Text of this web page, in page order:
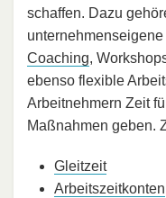
schaffen. Dazu
Coaching,
ebenso flexible
Arbeitnehmern Zeit
Maßnahmen geben.
Gleitzeit
Arbeitszeitkonten